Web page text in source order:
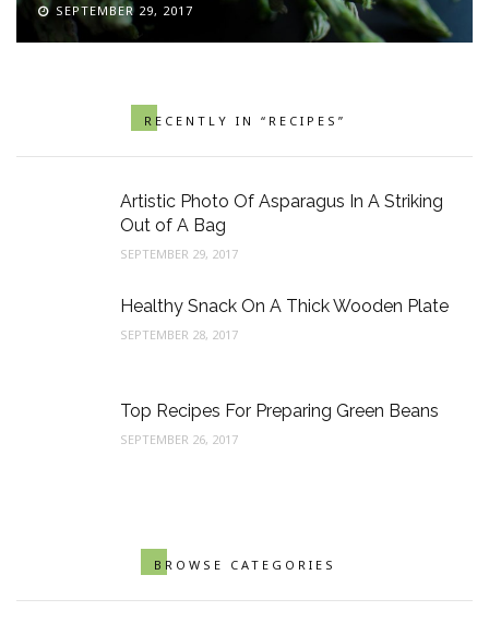
SEPTEMBER 29, 2017
RECENTLY IN “RECIPES”
Artistic Photo Of Asparagus In A Striking
Out of A Bag
SEPTEMBER 29, 2017
Healthy Snack On A Thick Wooden Plate
SEPTEMBER 28, 2017
Top Recipes For Preparing Green Beans
SEPTEMBER 26, 2017
BROWSE CATEGORIES